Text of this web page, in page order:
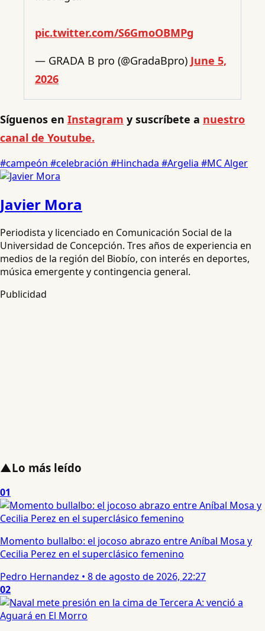
pic.twitter.com/S6GmoOBMPg
— GRADA B pro (@GradaBpro) June 5,
2026
Síguenos en Instagram y suscríbete a nuestro
canal de Youtube.
#campeón #celebración #Hinchada #Argelia #MC Alger
Javier Mora
Periodista y licenciado en Comunicación Social de la
Universidad de Concepción. Tres años de experiencia en
medios de la región del Biobío, con interés en deportes,
música emergente y contingencia general.
Publicidad
▲Lo más leído
01
Momento bullalbo: el jocoso abrazo entre Aníbal Mosa y
Cecilia Perez en el superclásico femenino
Pedro Hernandez • 8 de agosto de 2026, 22:27
02